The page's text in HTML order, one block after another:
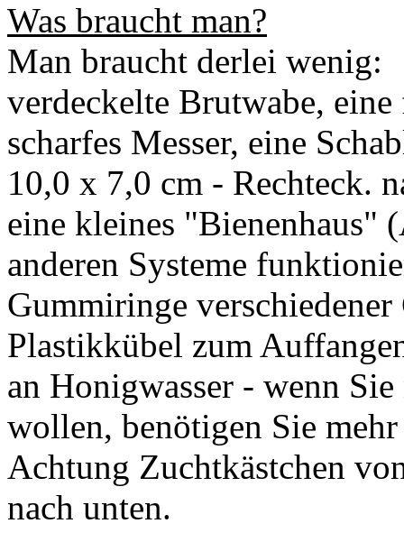
Was braucht man?
Man braucht derlei wenig:
verdeckelte Brutwabe,
scharfes Messer, eine
10,0 x 7,0 cm - Rechteck.
eine kleines "Bienenhaus"
anderen Systeme
Gummiringe
Plastikkübel zum
an Honigwasser - wenn
wollen, benötigen Sie
Achtung Zuchtkästchen
nach unten.